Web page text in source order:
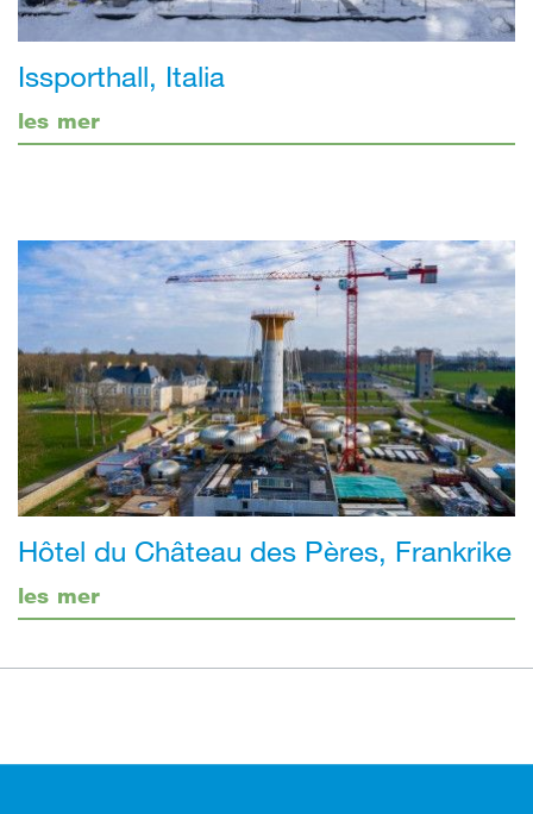
Issporthall, Italia
les mer
Hôtel du Château des Pères, Frankrike
les mer